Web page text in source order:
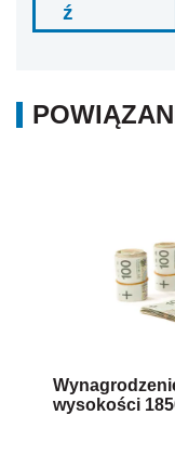
ź
wysokości